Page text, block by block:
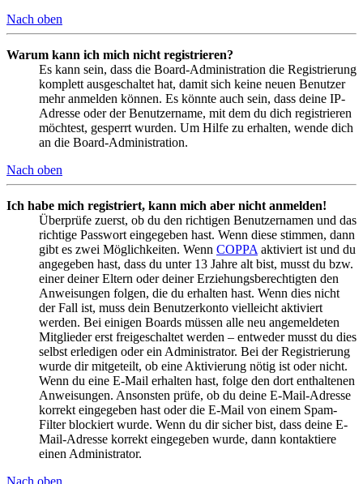
Nach oben
Warum kann ich mich nicht registrieren?
Es kann sein, dass die Board-Administration die Registrierung
komplett ausgeschaltet hat, damit sich keine neuen Benutzer
mehr anmelden können. Es könnte auch sein, dass deine IP-
Adresse oder der Benutzername, mit dem du dich registrieren
möchtest, gesperrt wurden. Um Hilfe zu erhalten, wende dich
an die Board-Administration.
Nach oben
Ich habe mich registriert, kann mich aber nicht anmelden!
Überprüfe zuerst, ob du den richtigen Benutzernamen und das
richtige Passwort eingegeben hast. Wenn diese stimmen, dann
gibt es zwei Möglichkeiten. Wenn COPPA aktiviert ist und du
angegeben hast, dass du unter 13 Jahre alt bist, musst du bzw.
einer deiner Eltern oder deiner Erziehungsberechtigten den
Anweisungen folgen, die du erhalten hast. Wenn dies nicht
der Fall ist, muss dein Benutzerkonto vielleicht aktiviert
werden. Bei einigen Boards müssen alle neu angemeldeten
Mitglieder erst freigeschaltet werden – entweder musst du dies
selbst erledigen oder ein Administrator. Bei der Registrierung
wurde dir mitgeteilt, ob eine Aktivierung nötig ist oder nicht.
Wenn du eine E-Mail erhalten hast, folge den dort enthaltenen
Anweisungen. Ansonsten prüfe, ob du deine E-Mail-Adresse
korrekt eingegeben hast oder die E-Mail von einem Spam-
Filter blockiert wurde. Wenn du dir sicher bist, dass deine E-
Mail-Adresse korrekt eingegeben wurde, dann kontaktiere
einen Administrator.
Nach oben